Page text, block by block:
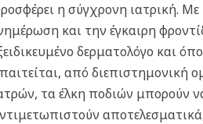
η σύγχρονη ιατρική.
και την έγκαιρη
δερματολόγο και
από διεπιστημονική
τα έλκη ποδιών μπορούν